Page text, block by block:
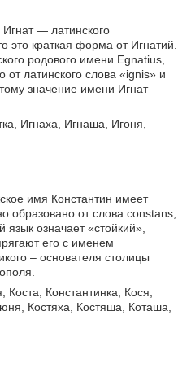
— латинского
это краткая форма от Игнатий.
родового имени Egnatius,
латинского слова «ignis» и
значение имени Игнат
Игнаха, Игнаша, Игоня,
имя Константин имеет
образовано от слова constans,
язык означает «стойкий»,
его с именем
– основателя столицы
Коста, Константинка, Кося,
Костяха, Костяша, Коташа,